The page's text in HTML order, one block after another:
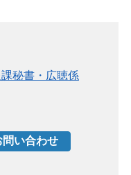
秘書・広聴係